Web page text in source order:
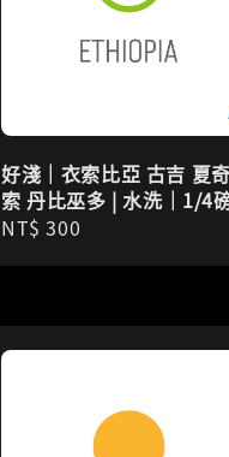
好淺｜衣索比亞 古吉 夏奇
索 丹比巫多 | 水洗｜1/4
Regular
NT$ 300